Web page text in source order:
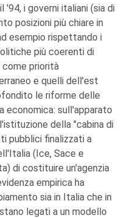
'94, i governi italiani (sia di
posizioni più chiare in
esempio rispettando i
più coerenti di
come priorità
e quelli dell'est
le riforme delle
economica: sull'apparato
della "cabina di
pubblici finalizzati a
(Ice, Sace e
di costituire un'agenzia
empirica ha
sia in Italia che in
legati a un modello